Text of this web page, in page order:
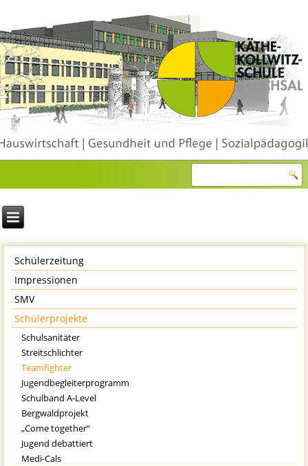
Schülerzeitung
Impressionen
SMV
Schülerprojekte
Schulsanitäter
Streitschlichter
Teamfighter
Jugendbegleiterprogramm
Schulband A-Level
Bergwaldprojekt
„Come together“
Jugend debattiert
Medi-Cals